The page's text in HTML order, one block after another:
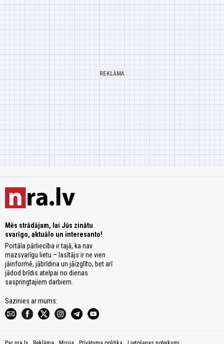
Mēs strādājam, lai Jūs zinātu
svarīgo, aktuālo un interesanto!
Portāla pārliecība ir tajā, ka nav
mazsvarīgu lietu – lasītājs ir ne vien
jāinformē, jābrīdina un jāizglīto, bet arī
jādod brīdis atelpai no dienas
saspringtajiem darbiem.
Sazinies ar mums: